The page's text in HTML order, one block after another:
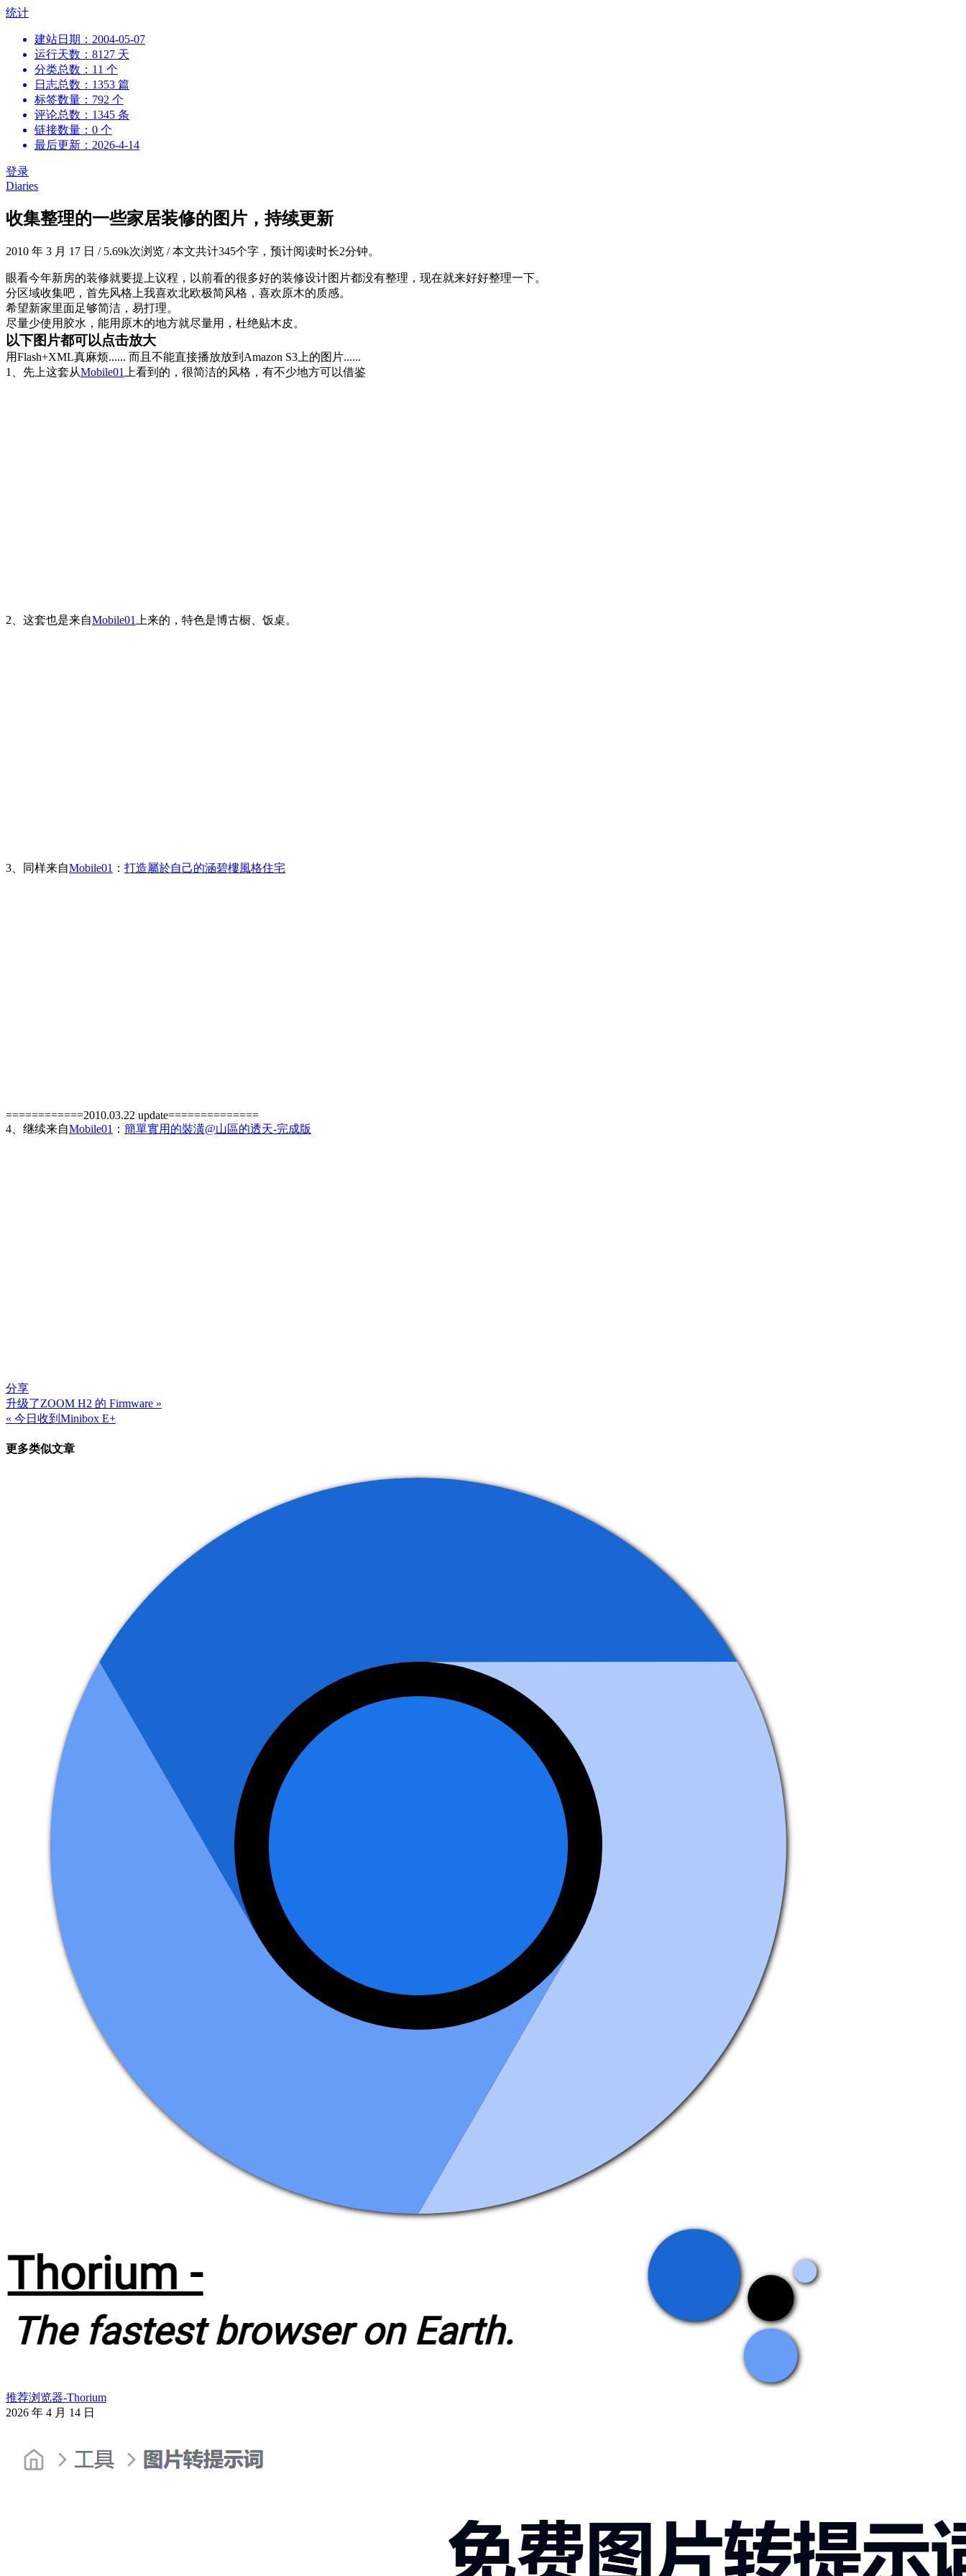
跳
统计
建站日期：2004-05-07
运行天数：8127 天
分类总数：11 个
日志总数：1353 篇
标签数量：792 个
评论总数：1345 条
链接数量：0 个
最后更新：2026-4-14
登录
Diaries
收集整理的一些家居装修的图片，持续更新
2010 年 3 月 17 日 /5.69k次浏览 /本文共计345个字，预计阅读时长2分钟。
眼看今年新房的装修就要提上议程，以前看的很多好的装修设计图片都没有整理，现在就来好好整理一下。
分区域收集吧，首先风格上我喜欢北欧极简风格，喜欢原木的质感。
希望新家里面足够简洁，易打理。
尽量少使用胶水，能用原木的地方就尽量用，杜绝贴木皮。
以下图片都可以点击放大
用Flash+XML真麻烦...... 而且不能直接播放放到Amazon S3上的图片......
1、先上这套从Mobile01 上看到的，很简洁的风格，有不少地方可以借鉴
2、这套也是来自Mobile01 上来的，特色是博古橱、饭桌。
3、同样来自Mobile01 ： 打造屬於自己的涵碧樓風格住宅
============2010.03.22 update==============
4、继续来自Mobile01 ： 簡單實用的裝潢@山區的透天-完成版
分享
文
章
导
升级了ZOOM H2 的 Firmware »
« 今日收到Minibox E+
更多类似文章
推荐浏览器-Thorium
2026 年 4 月 14 日